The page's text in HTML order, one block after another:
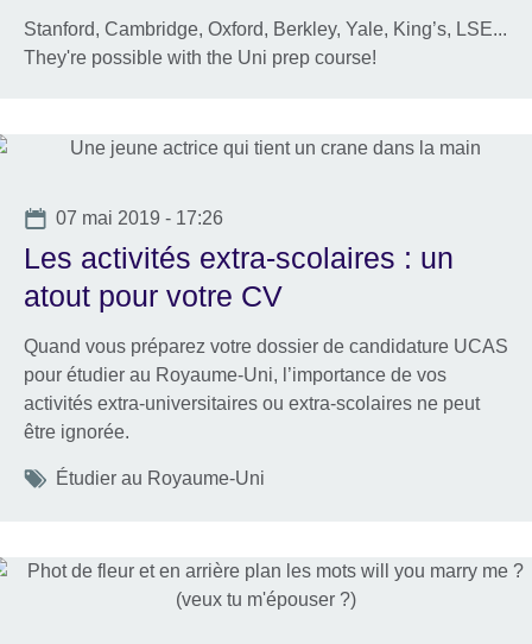
Stanford, Cambridge, Oxford, Berkley, Yale, King’s, LSE...
They're possible with the Uni prep course!
Date
07 mai 2019 - 17:26
Les activités extra-scolaires : un
atout pour votre CV
Quand vous préparez votre dossier de candidature UCAS
pour étudier au Royaume-Uni, l’importance de vos
activités extra-universitaires ou extra-scolaires ne peut
être ignorée.
Tags
Étudier au Royaume-Uni